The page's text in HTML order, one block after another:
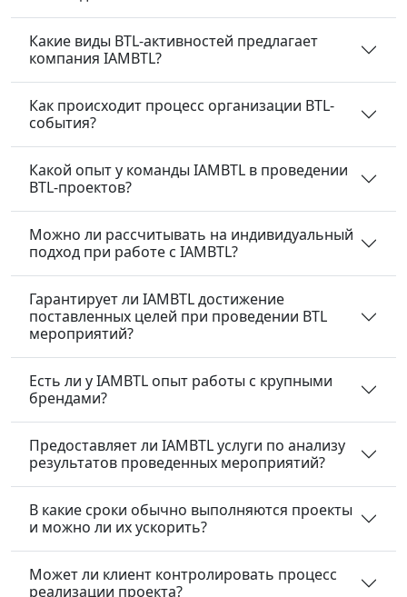
Какие виды BTL-активностей предлагает
компания IAMBTL?
Как происходит процесс организации BTL-
события?
Какой опыт у команды IAMBTL в проведении
BTL-проектов?
Можно ли рассчитывать на индивидуальный
подход при работе с IAMBTL?
Гарантирует ли IAMBTL достижение
поставленных целей при проведении BTL
мероприятий?
Есть ли у IAMBTL опыт работы с крупными
брендами?
Предоставляет ли IAMBTL услуги по анализу
результатов проведенных мероприятий?
В какие сроки обычно выполняются проекты
и можно ли их ускорить?
Может ли клиент контролировать процесс
реализации проекта?